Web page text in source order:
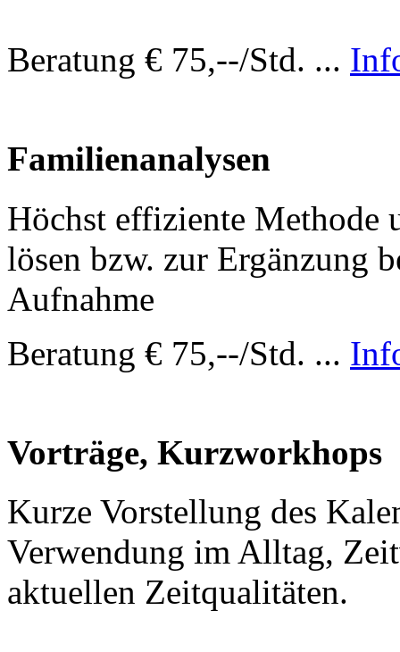
Beratung € 75,--/Std. ...
Familienanalysen
Höchst effiziente Methode
lösen bzw. zur Ergänzung
Aufnahme
Beratung € 75,--/Std. ...
Vorträge, Kurzworkhops
Kurze Vorstellung des
Verwendung im Alltag,
aktuellen Zeitqualitäten.